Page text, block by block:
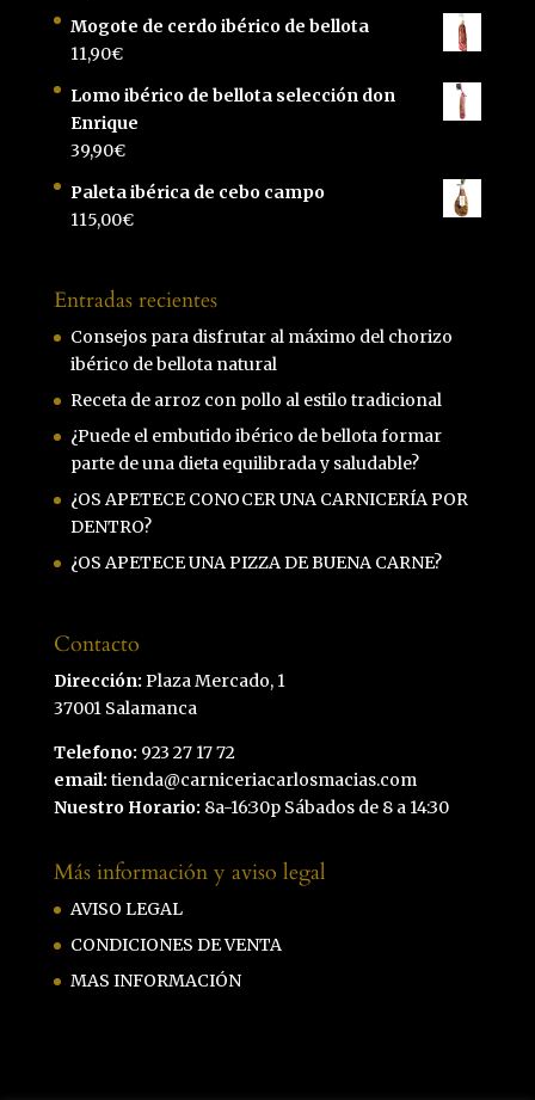
Mogote de cerdo ibérico de bellota
11,90€
Lomo ibérico de bellota selección don
Enrique
39,90€
Paleta ibérica de cebo campo
115,00€
Entradas recientes
Consejos para disfrutar al máximo del chorizo
ibérico de bellota natural
Receta de arroz con pollo al estilo tradicional
¿Puede el embutido ibérico de bellota formar
parte de una dieta equilibrada y saludable?
¿OS APETECE CONOCER UNA CARNICERÍA POR
DENTRO?
¿OS APETECE UNA PIZZA DE BUENA CARNE?
Contacto
Dirección: Plaza Mercado, 1
37001 Salamanca
Telefono: 923 27 17 72
email: tienda@carniceriacarlosmacias.com
Nuestro Horario: 8a-16:30p Sábados de 8 a 14:30
Más información y aviso legal
AVISO LEGAL
CONDICIONES DE VENTA
MAS INFORMACIÓN